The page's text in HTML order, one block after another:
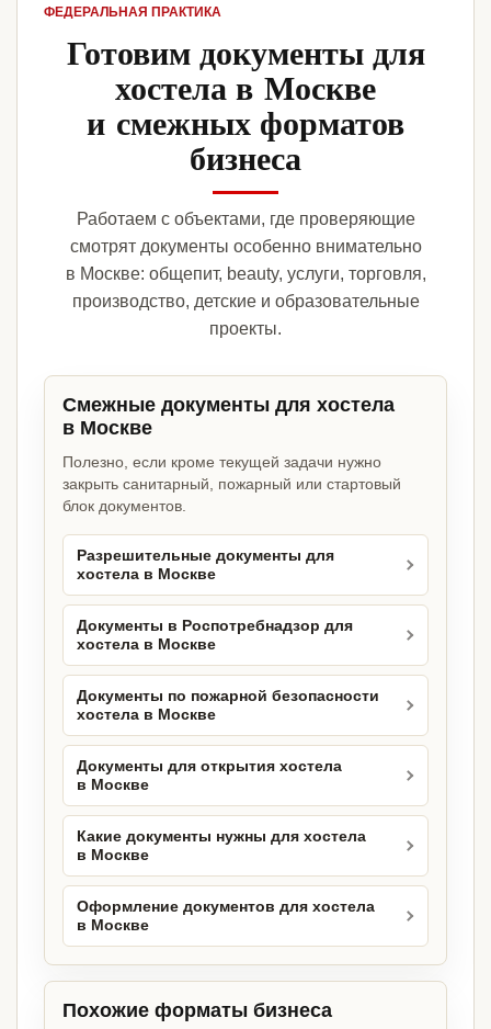
ФЕДЕРАЛЬНАЯ ПРАКТИКА
Готовим документы для
хостела в Москве
и смежных форматов
бизнеса
Работаем с объектами, где проверяющие
смотрят документы особенно внимательно
в Москве: общепит, beauty, услуги, торговля,
производство, детские и образовательные
проекты.
Смежные документы для хостела
в Москве
Полезно, если кроме текущей задачи нужно
закрыть санитарный, пожарный или стартовый
блок документов.
Разрешительные документы для
хостела в Москве
Документы в Роспотребнадзор для
хостела в Москве
Документы по пожарной безопасности
хостела в Москве
Документы для открытия хостела
в Москве
Какие документы нужны для хостела
в Москве
Оформление документов для хостела
в Москве
Похожие форматы бизнеса